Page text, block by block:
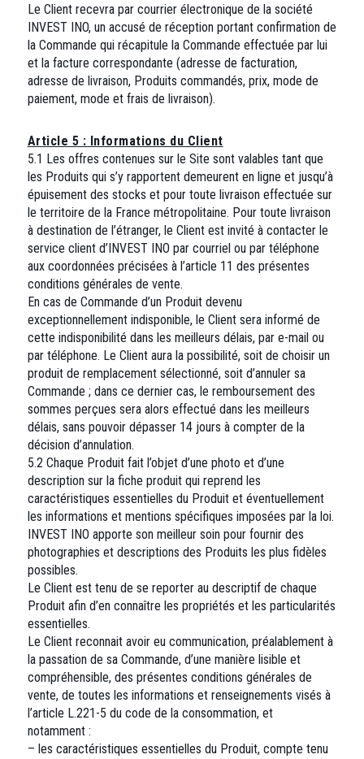
Le Client recevra par courrier électronique de la société
INVEST INO, un accusé de réception portant confirmation de
la Commande qui récapitule la Commande effectuée par lui
et la facture correspondante (adresse de facturation,
adresse de livraison, Produits commandés, prix, mode de
paiement, mode et frais de livraison).
Article 5 : Informations du Client
5.1 Les offres contenues sur le Site sont valables tant que
les Produits qui s’y rapportent demeurent en ligne et jusqu’à
épuisement des stocks et pour toute livraison effectuée sur
le territoire de la France métropolitaine. Pour toute livraison
à destination de l’étranger, le Client est invité à contacter le
service client d’INVEST INO par courriel ou par téléphone
aux coordonnées précisées à l’article 11 des présentes
conditions générales de vente.
En cas de Commande d’un Produit devenu
exceptionnellement indisponible, le Client sera informé de
cette indisponibilité dans les meilleurs délais, par e-mail ou
par téléphone. Le Client aura la possibilité, soit de choisir un
produit de remplacement sélectionné, soit d’annuler sa
Commande ; dans ce dernier cas, le remboursement des
sommes perçues sera alors effectué dans les meilleurs
délais, sans pouvoir dépasser 14 jours à compter de la
décision d’annulation.
5.2 Chaque Produit fait l’objet d’une photo et d’une
description sur la fiche produit qui reprend les
caractéristiques essentielles du Produit et éventuellement
les informations et mentions spécifiques imposées par la loi.
INVEST INO apporte son meilleur soin pour fournir des
photographies et descriptions des Produits les plus fidèles
possibles.
Le Client est tenu de se reporter au descriptif de chaque
Produit afin d’en connaître les propriétés et les particularités
essentielles.
Le Client reconnait avoir eu communication, préalablement à
la passation de sa Commande, d’une manière lisible et
compréhensible, des présentes conditions générales de
vente, de toutes les informations et renseignements visés à
l’article L.221-5 du code de la consommation, et
notamment :
– les caractéristiques essentielles du Produit, compte tenu